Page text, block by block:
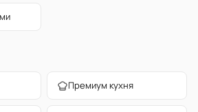
Премиум кухня